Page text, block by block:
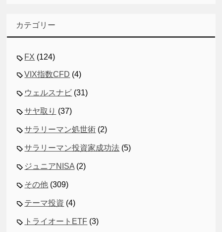
カテゴリー
FX (124)
VIX指数CFD (4)
ウェルスナビ (31)
サヤ取り (37)
サラリーマン処世術 (2)
サラリーマン投資家成功法 (5)
ジュニアNISA (2)
その他 (309)
テーマ投資 (4)
トライオートETF (3)